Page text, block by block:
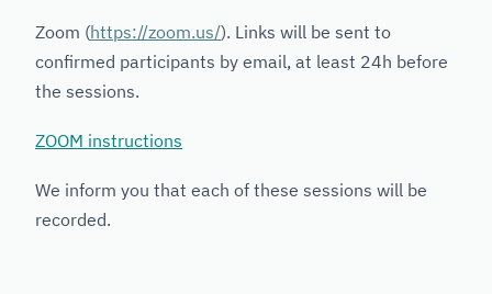
Zoom (https://zoom.us/). Links will be sent to
confirmed participants by email, at least 24h before
the sessions.
ZOOM instructions
We inform you that each of these sessions will be
recorded.